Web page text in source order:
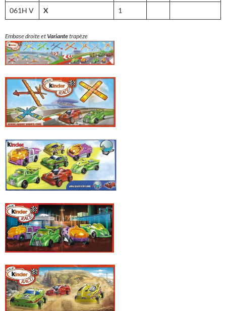
061H V X 1
Embase droite etVariantetrapèze